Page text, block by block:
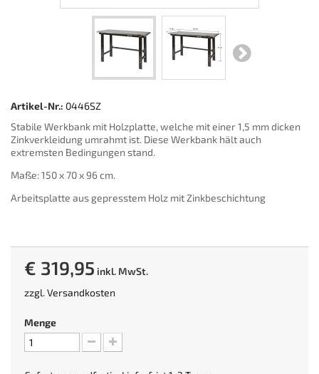
Artikel-Nr.: 0446SZ
Stabile Werkbank mit Holzplatte, welche mit einer 1,5 mm dicken
Zinkverkleidung umrahmt ist. Diese Werkbank hält auch
extremsten Bedingungen stand.
Maße: 150 x 70 x 96 cm.
Arbeitsplatte aus gepresstem Holz mit Zinkbeschichtung
€ 319,95 inkl. MwSt.
zzgl.Versandkosten
Menge